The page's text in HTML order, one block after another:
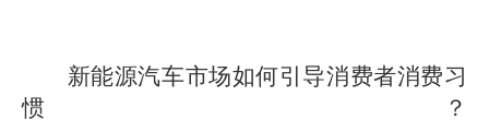
新能源汽车市场如何引导消费者消费习
惯？